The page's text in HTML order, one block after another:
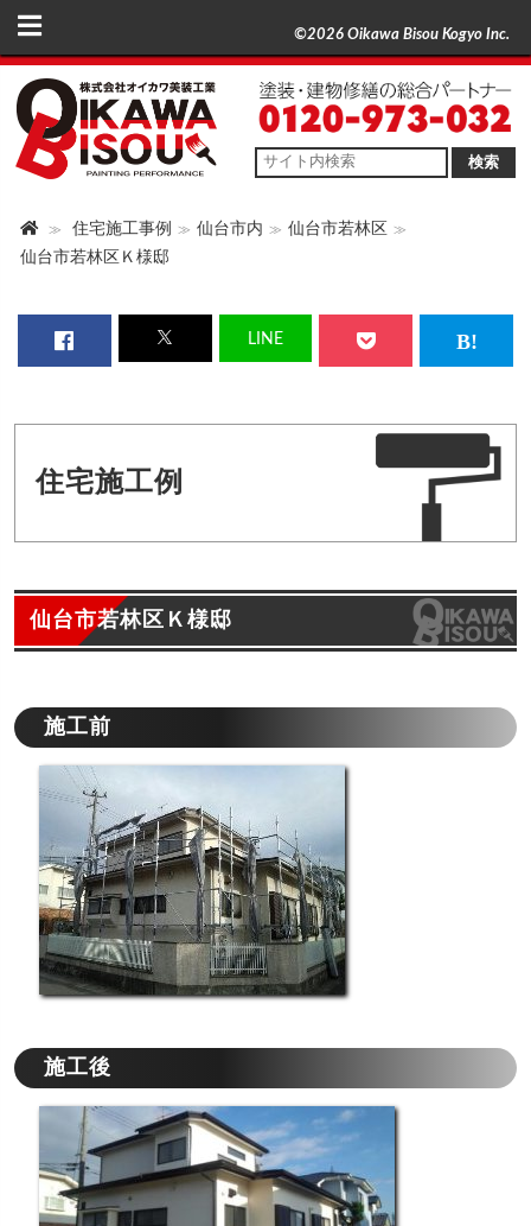
©2026 Oikawa Bisou Kogyo Inc.
検索
住宅施工事例 仙台市内
仙台市若林区
仙台市若林区Ｋ様邸
LINE
住宅施工例
仙台市若林区Ｋ様邸
施工前
施工後